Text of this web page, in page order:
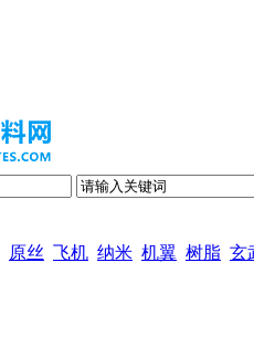
原丝 飞机 纳米 机翼 树脂 玄